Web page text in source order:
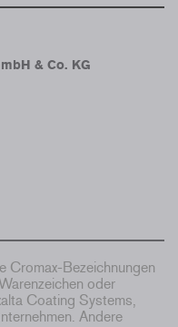
& Co. KG
Cromax-Bezeichnungen
oder
Coating Systems,
Andere